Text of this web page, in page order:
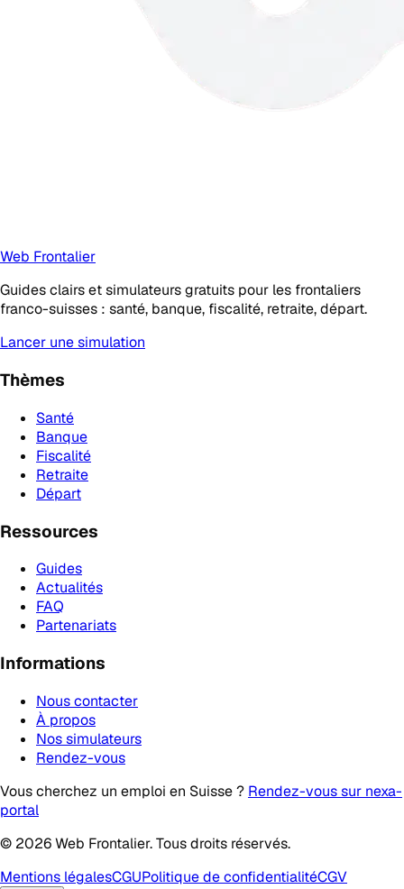
Web Frontalier
Guides clairs et simulateurs gratuits pour les frontaliers
franco-suisses : santé, banque, fiscalité, retraite, départ.
Lancer une simulation
Thèmes
Santé
Banque
Fiscalité
Retraite
Départ
Ressources
Guides
Actualités
FAQ
Partenariats
Informations
Nous contacter
À propos
Nos simulateurs
Rendez-vous
Vous cherchez un emploi en Suisse ? Rendez-vous sur nexa-
portal
© 2026 Web Frontalier. Tous droits réservés.
Mentions légalesCGUPolitique de confidentialitéCGV